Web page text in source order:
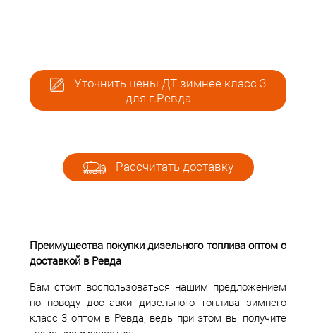
Уточнить цены ДТ зимнее класс 3
для г.Ревда
Рассчитать доставку
Преимущества покупки дизельного топлива оптом с
доставкой в Ревда
Вам стоит воспользоваться нашим предложением
по поводу доставки дизельного топлива зимнего
класс 3 оптом в Ревда, ведь при этом вы получите